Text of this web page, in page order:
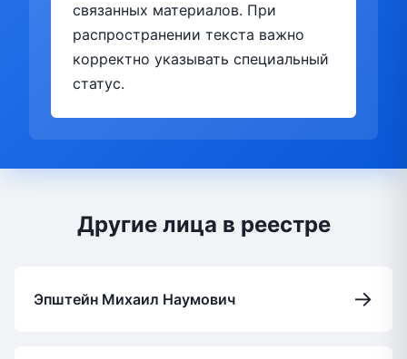
связанных материалов. При
распространении текста важно
корректно указывать специальный
статус.
Другие лица в реестре
Эпштейн Михаил Наумович →